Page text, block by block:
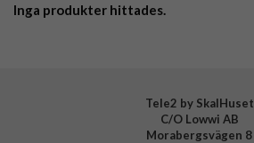
Inga produkter hittades.
Tele2 by SkalHuset
C/O Lowwi AB
Morabergsvägen 8